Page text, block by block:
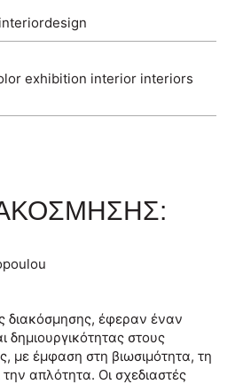
interiordesign
exhibition interior interiors
διακόσμησης, έφεραν έναν
στους
με έμφαση στη βιωσιμότητα, τη
την απλότητα. Οι σχεδιαστές